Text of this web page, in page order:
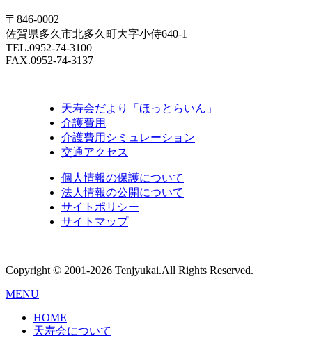
〒846-0002
佐賀県多久市北多久町大字小侍640-1
TEL.0952-74-3100
FAX.0952-74-3137
天寿会だより「ほっとらいん」
介護費用
介護費用シミュレーション
交通アクセス
個人情報の保護について
法人情報の公開について
サイトポリシー
サイトマップ
Copyright © 2001-2026 Tenjyukai.All Rights Reserved.
MENU
HOME
天寿会について